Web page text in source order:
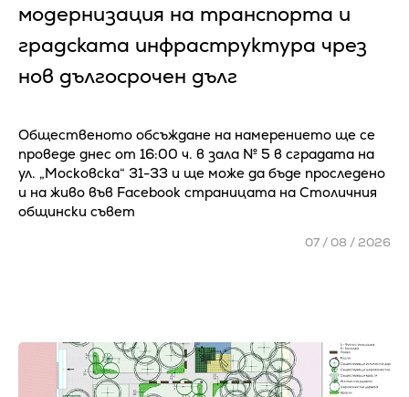
модернизация на транспорта и
градската инфраструктура чрез
нов дългосрочен дълг
Общественото обсъждане на намерението ще се
проведе днес от 16:00 ч. в зала № 5 в сградата на
ул. „Московска“ 31-33 и ще може да бъде проследено
и на живо във Facebook страницата на Столичния
общински съвет
07 / 08 / 2026